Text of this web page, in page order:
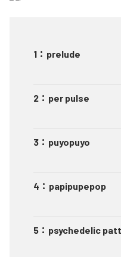
1 ： prelude
2 ： per pulse
3 ： puyopuyo
4 ： papipupepop
5 ： psychedelic